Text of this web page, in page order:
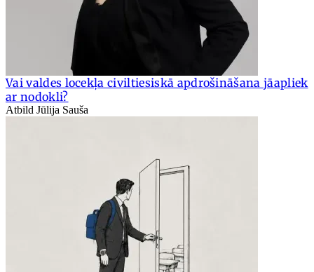
Vai valdes locekļa civiltiesiskā apdrošināšana jāapliek
ar nodokli?
Atbild Jūlija Sauša